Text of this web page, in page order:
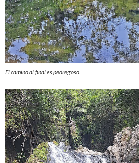
El camino al final es pedregoso.